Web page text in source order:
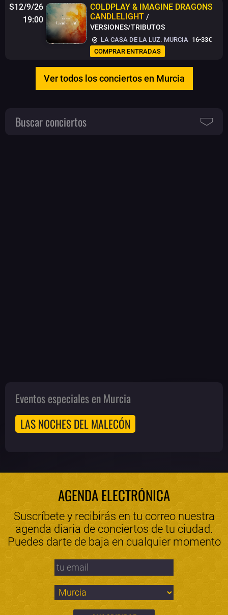
S12/9/26
19:00
COLDPLAY & IMAGINE DRAGONS
CANDLELIGHT /
VERSIONES/TRIBUTOS
LA CASA DE LA LUZ. MURCIA 16-33€
COMPRAR ENTRADAS
Ver todos los conciertos en Murcia
Buscar conciertos
Eventos especiales en Murcia
LAS NOCHES DEL MALECÓN
AGENDA ELECTRÓNICA
Suscríbete y recibirás en tu correo nuestra
agenda diaria de conciertos de tu ciudad.
Puedes darte de baja en cualquier momento